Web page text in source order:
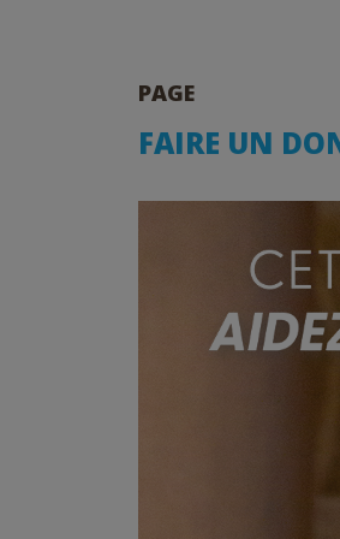
PAGE
FAIRE UN